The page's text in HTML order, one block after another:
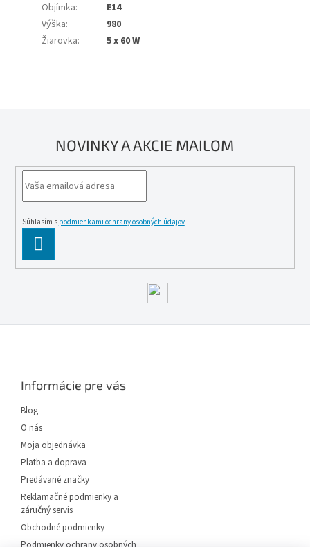
Objímka:
E14
Výška:
980
Žiarovka: 5 x 60 W
NOVINKY A AKCIE MAILOM
Súhlasím s podmienkami ochrany osobných údajov
SE
Informácie pre vás
Blog
O nás
Moja objednávka
Platba a doprava
Predávané značky
Reklamačné podmienky a
záručný servis
Obchodné podmienky